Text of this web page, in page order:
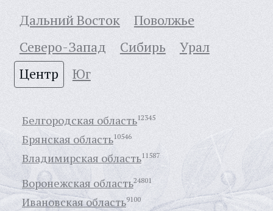
Дальний Восток
Поволжье
Северо-Запад
Сибирь
Урал
Центр
Юг
Белгородская область12345
Брянская область10546
Владимирская область11587
Воронежская область24801
Ивановская область9100